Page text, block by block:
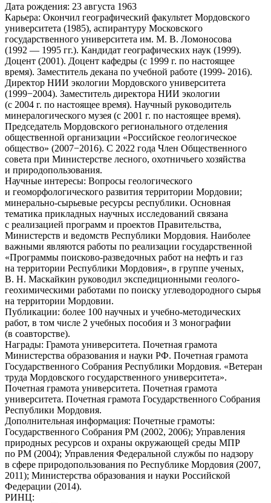
Дата рождения: 23 августа 1963
Карьера: Окончил географический факультет Мордовского
университета (1985), аспирантуру Московского
государственного университета им. М. В. Ломоносова
(1992 — 1995 гг.). Кандидат географических наук (1999).
Доцент (2001). Доцент кафедры (с 1999 г. по настоящее
время). Заместитель декана по учебной работе (1999- 2016).
Директор НИИ экологии Мордовского университета
(1999−2004). Заместитель директора НИИ экологии
(с 2004 г. по настоящее время). Научный руководитель
минералогического музея (с 2001 г. по настоящее время).
Председатель Мордовского регионального отделения
общественной организации «Российское геологическое
общество» (2007−2016). С 2022 года Член Общественного
совета при Министерстве лесного, охотничьего хозяйства
и природопользования.
Научные интересы: Вопросы геологического
и геоморфологического развития территории Мордовии;
минерально-сырьевые ресурсы республики. Основная
тематика прикладных научных исследований связана
с реализацией программ и проектов Правительства,
Министерств и ведомств Республики Мордовия. Наиболее
важными являются работы по реализации государственной
«Программы поисково-разведочных работ на нефть и газ
на территории Республики Мордовия», в группе ученых,
В. Н. Маскайкин руководил экспедиционными геолого-
геохимическими работами по поиску углеводородного сырья
на территории Мордовии.
Публикации: более 100 научных и учебно-методических
работ, в том числе 2 учебных пособия и 3 монографии
(в соавторстве).
Награды: Грамота университета. Почетная грамота
Министерства образования и науки РФ. Почетная грамота
Государственного Собрания Республики Мордовия. «Ветеран
труда Мордовского государственного университета».
Почетная грамота университета. Почетная грамота
университета. Почетная грамота Государственного Собрания
Республики Мордовия.
Дополнительная информация: Почетные грамоты:
Государственного Собрания РМ (2002, 2006); Управления
природных ресурсов и охраны окружающей среды МПР
по РМ (2004); Управления Федеральной службы по надзору
в сфере природопользования по Республике Мордовия (2007,
2011); Министерства образования и науки Российской
Федерации (2014).
РИНЦ: